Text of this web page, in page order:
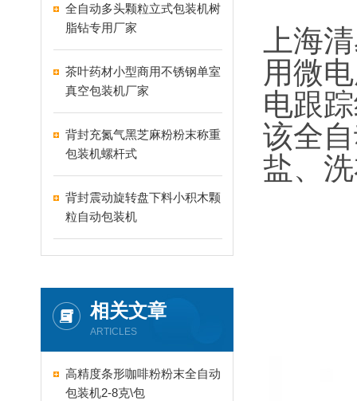
全自动多头颗粒立式包装机树
脂钻专用厂家
茶叶药材小型商用不锈钢单室
真空包装机厂家
背封充氮气黑芝麻粉粉末称重
包装机螺杆式
背封震动旋转盘下料小积木颗
粒自动包装机
相关文章
ARTICLES
高精度条形咖啡粉粉末全自动
包装机2-8克\包
上海
用微
电跟
该全
盐、